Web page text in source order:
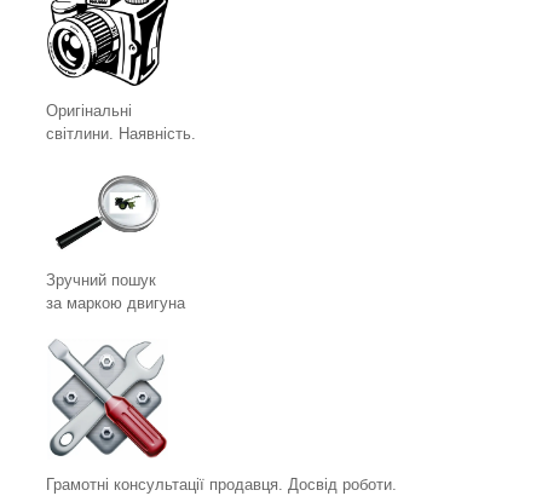
Оригінальні
світлини. Наявність.
Зручний пошук
за маркою двигуна
Грамотні консультації продавця. Досвід роботи.